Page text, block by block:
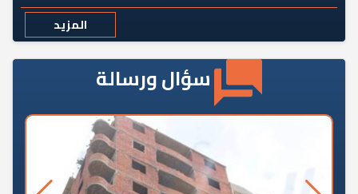
المزيد
سؤال ورسالة